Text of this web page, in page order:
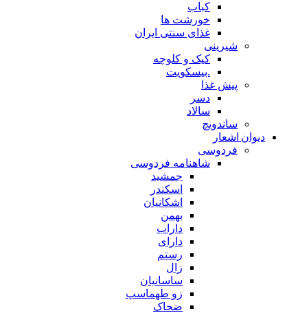
کباب
خورشت ها
غذای سنتی ایران
شیرینی
کیک و کلوچه
.بیسکویت
پیش غذا
دسر
سالاد
ساندویچ
دیوان اشعار
فردوسی
شاهنامه فردوسی
جمشید
اسکندر
اشکانیان
بهمن
داراب
دارای
رستم
زال
ساسانیان
زو طهماسپ‏
ضحاک